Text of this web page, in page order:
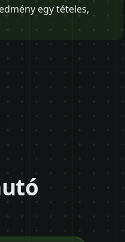
egy tételes,